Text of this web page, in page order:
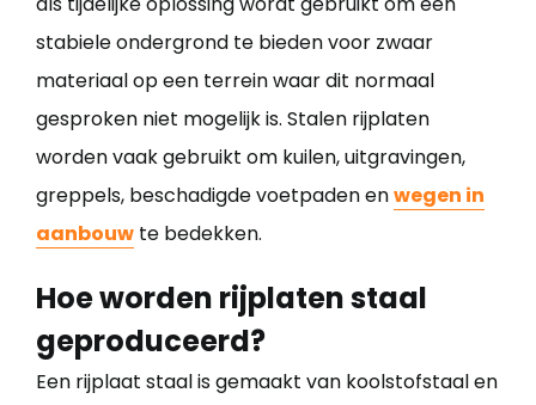
stabiele ondergrond te bieden voor zwaar
materiaal op een terrein waar dit normaal
gesproken niet mogelijk is. Stalen rijplaten
worden vaak gebruikt om kuilen, uitgravingen,
greppels, beschadigde voetpaden enwegen in
aanbouwte bedekken.
Hoe worden rijplaten staal
geproduceerd?
Een rijplaat staal is gemaakt van koolstofstaal en